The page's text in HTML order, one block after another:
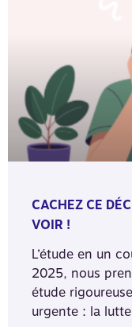
CACHEZ CE
VOIR !
L’étude en un
2025, nous
étude
urgente : la